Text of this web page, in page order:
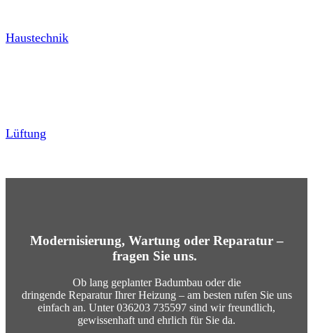
Haustechnik
Lüftung
Modernisierung, Wartung oder Reparatur–
fragen Sie uns.
Ob lang geplanterBadumbau oder die
dringende ReparaturIhrerHeizung – am besten rufen Sie uns
einfach an. Unter 036203 735597 sind wir freundlich,
gewissenhaft und ehrlich für Sie da.